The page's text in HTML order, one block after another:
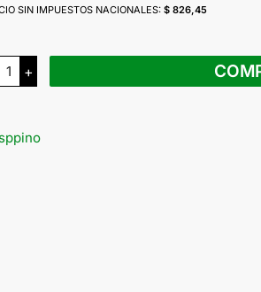
SIN IMPUESTOS NACIONALES:$ 826,45
Jamón
cantidad
+